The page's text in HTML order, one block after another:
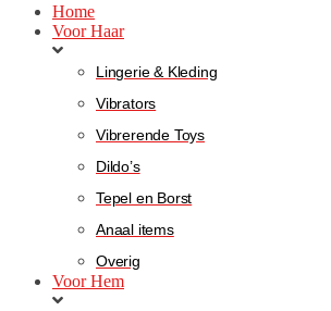
Home
Voor Haar
Lingerie & Kleding
Vibrators
Vibrerende Toys
Dildo’s
Tepel en Borst
Anaal items
Overig
Voor Hem